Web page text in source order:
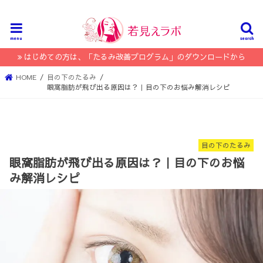
search
menu
はじめての方は、「たるみ改善プログラム」のダウンロードから
HOME
目の下のたるみ
眼窩脂肪が飛び出る原因は？｜目の下のお悩み解消レシピ
目の下のたるみ
眼窩脂肪が飛び出る原因は？｜目の下のお悩
み解消レシピ